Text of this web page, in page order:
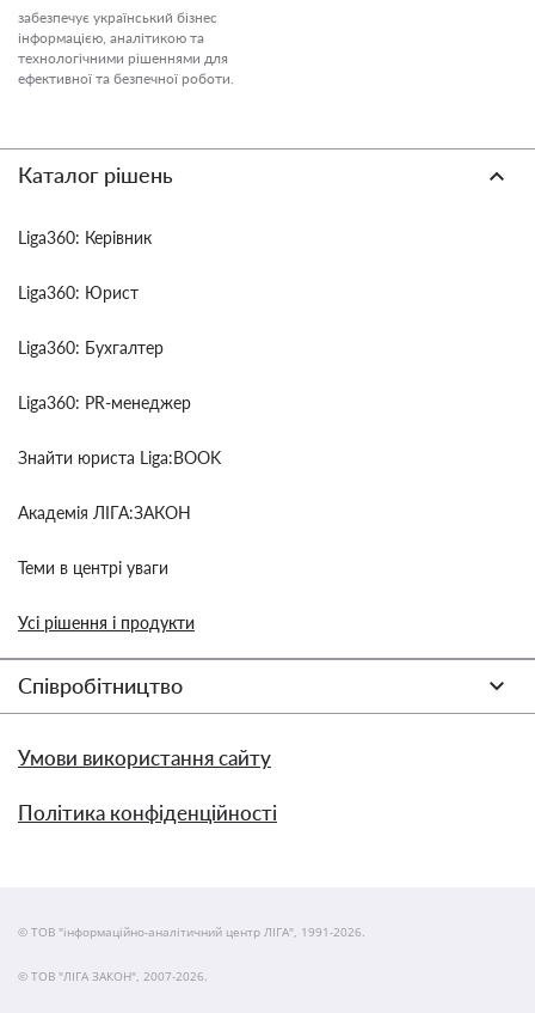
забезпечує український бізнес
інформацією, аналітикою та
технологічними рішеннями для
ефективної та безпечної роботи.
Каталог рішень
Liga360: Керівник
Liga360: Юрист
Liga360: Бухгалтер
Liga360: PR-менеджер
Знайти юриста Liga:BOOK
Академія ЛІГА:ЗАКОН
Теми в центрі уваги
Усі рішення і продукти
Співробітництво
Умови використання сайту
Політика конфіденційності
© ТОВ "інформаційно-аналітичний центр ЛІГА", 1991-2026.
© ТОВ "ЛІГА ЗАКОН", 2007-2026.